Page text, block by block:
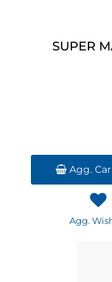
SUPER
Agg.
Agg.